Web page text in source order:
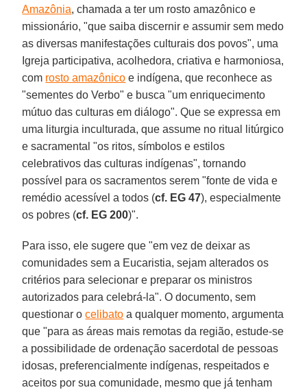
Amazônia, chamada a ter um rosto amazônico e
missionário, "que saiba discernir e assumir sem medo
as diversas manifestações culturais dos povos", uma
Igreja participativa, acolhedora, criativa e harmoniosa,
com rosto amazônico e indígena, que reconhece as
"sementes do Verbo" e busca "um enriquecimento
mútuo das culturas em diálogo". Que se expressa em
uma liturgia inculturada, que assume no ritual litúrgico
e sacramental "os ritos, símbolos e estilos
celebrativos das culturas indígenas", tornando
possível para os sacramentos serem "fonte de vida e
remédio acessível a todos (cf. EG 47), especialmente
os pobres (cf. EG 200)".
Para isso, ele sugere que "em vez de deixar as
comunidades sem a Eucaristia, sejam alterados os
critérios para selecionar e preparar os ministros
autorizados para celebrá-la". O documento, sem
questionar ocelibato a qualquer momento, argumenta
que "para as áreas mais remotas da região, estude-se
a possibilidade de ordenação sacerdotal de pessoas
idosas, preferencialmente indígenas, respeitados e
aceitos por sua comunidade, mesmo que já tenham